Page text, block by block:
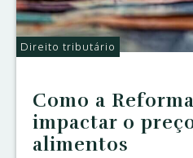
Direito tributário
Como a
impactar o
alimentos